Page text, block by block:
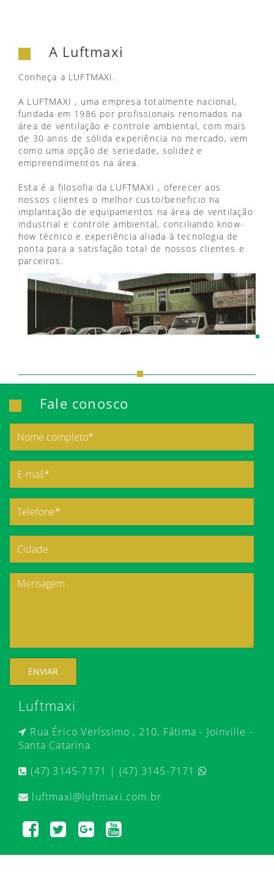
A Luftmaxi
Conheça a LUFTMAXI.
A LUFTMAXI , uma empresa totalmente nacional,
fundada em 1986 por profissionais renomados na
área de ventilação e controle ambiental, com mais
de 30 anos de sólida experiência no mercado, vem
como uma opção de seriedade, solidez e
empreendimentos na área.
Esta é a filosofia da LUFTMAXI , oferecer aos
nossos clientes o melhor custo/beneficio na
implantação de equipamentos na área de ventilação
industrial e controle ambiental, conciliando know-
how técnico e experiência aliada à tecnologia de
ponta para a satisfação total de nossos clientes e
parceiros.
Fale conosco
ENVIAR
Luftmaxi
Rua Érico Veríssimo , 210, Fátima - Joinville -
Santa Catarina
(47) 3145-7171 | (47) 3145-7171
luftmaxi@luftmaxi.com.br